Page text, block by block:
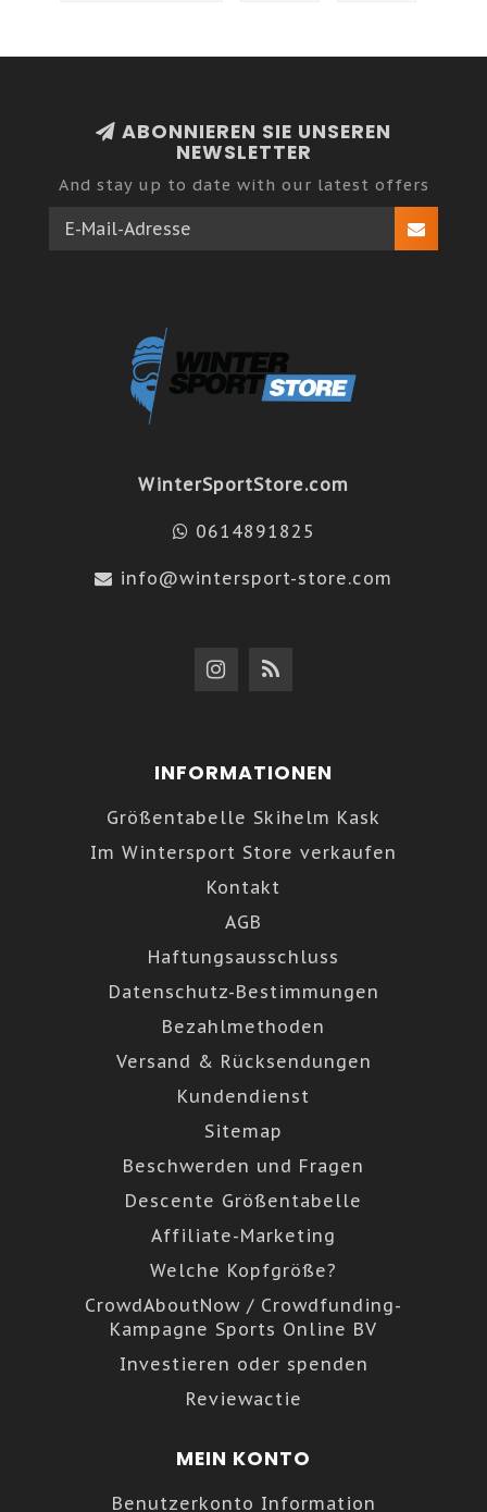
ABONNIEREN SIE UNSEREN
NEWSLETTER
And stay up to date with our latest offers
WinterSportStore.com
0614891825
info@wintersport-store.com
INFORMATIONEN
Größentabelle Skihelm Kask
Im Wintersport Store verkaufen
Kontakt
AGB
Haftungsausschluss
Datenschutz-Bestimmungen
Bezahlmethoden
Versand & Rücksendungen
Kundendienst
Sitemap
Beschwerden und Fragen
Descente Größentabelle
Affiliate-Marketing
Welche Kopfgröße?
CrowdAboutNow / Crowdfunding-
Kampagne Sports Online BV
Investieren oder spenden
Reviewactie
MEIN KONTO
Benutzerkonto Information